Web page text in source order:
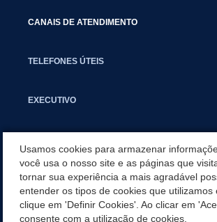
CANAIS DE ATENDIMENTO
TELEFONES ÚTEIS
EXECUTIVO
APLICATIVO
SECRETARIAS
Usamos cookies para armazenar
você usa o nosso site e as páginas que
tornar sua experiência a mais agradável
entender os tipos de cookies que utilizamos
clique em 'Definir Cookies'. Ao clicar em
consente com a utilização de cookies.